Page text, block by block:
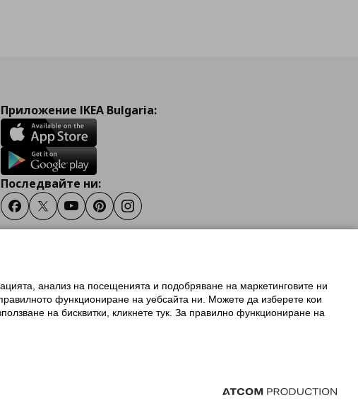
Приложение IKEA Bulgaria:
Последвайте ни:
FacebookTwitterYoutubePinterestInstagram
за ползване на ikea.bg
IKEA Family
анализ на посещенията и подобряване на маркетинговите ни
функциониране на уебсайта ни. Можете да изберете кои
на бисквитки, кликнете тук. За правилно функциониране на